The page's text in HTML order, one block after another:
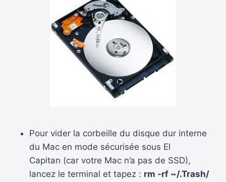
Pour vider la corbeille du disque dur interne
du Mac en mode sécurisée sous El
Capitan (car votre Mac n’a pas de SSD),
lancez le terminal et tapez : rm -rf ~/.Trash/